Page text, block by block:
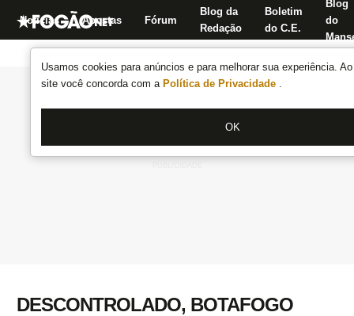
Usamos cookies para anúncios e para melhorar sua experiência.
site você concorda com a Política de Privacidade .
OK
Notícias Apostas Fórum
Blog da
Redação
Boletim
do C.E.
Blog
do
DESCONTROLADO, BOTAFOGO